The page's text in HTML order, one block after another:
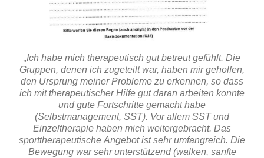
„Ich habe mich therapeutisch gut betreut gefühlt. Die
Gruppen, denen ich zugeteilt war, haben mir geholfen,
den Ursprung meiner Probleme zu erkennen, so dass
ich mit therapeutischer Hilfe gut daran arbeiten konnte
und gute Fortschritte gemacht habe
(Selbstmanagement, SST). Vor allem SST und
Einzeltherapie haben mich weitergebracht. Das
sporttherapeutische Angebot ist sehr umfangreich. Die
Bewegung war sehr unterstützend (walken, sanfte